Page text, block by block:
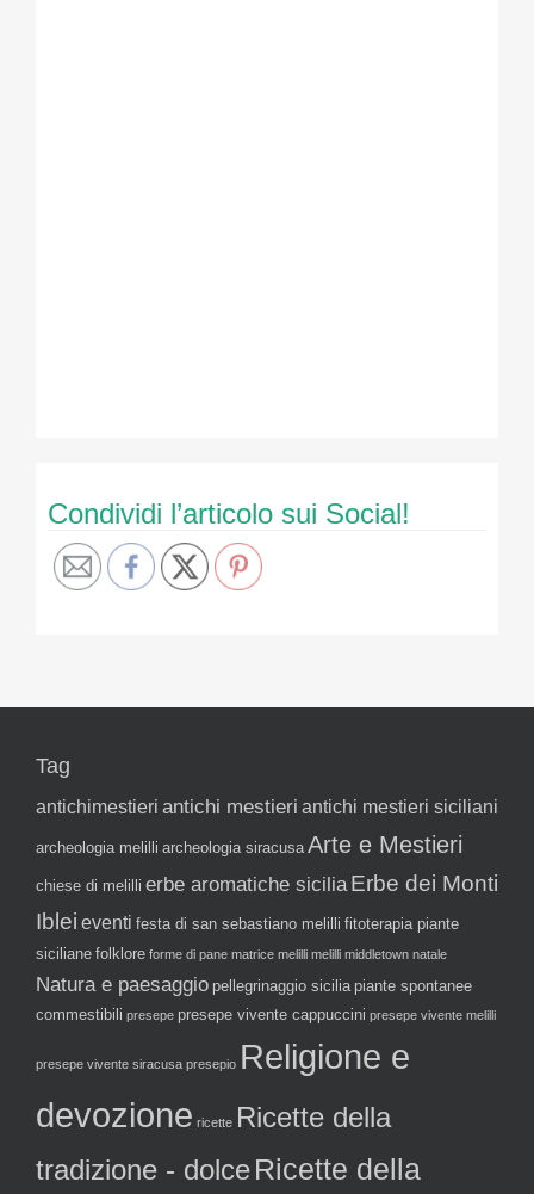
Condividi l’articolo sui Social!
Tag
antichimestieri antichi mestieri antichi mestieri siciliani
archeologia melilli archeologia siracusa Arte e Mestieri
chiese di melilli erbe aromatiche sicilia Erbe dei Monti
Iblei eventi festa di san sebastiano melilli fitoterapia piante
siciliane folklore forme di pane matrice melilli melilli middletown natale
Natura e paesaggio pellegrinaggio sicilia piante spontanee
commestibili presepe presepe vivente cappuccini presepe vivente melilli
presepe vivente siracusa presepio Religione e
devozione ricette Ricette della
tradizione - dolceRicette della